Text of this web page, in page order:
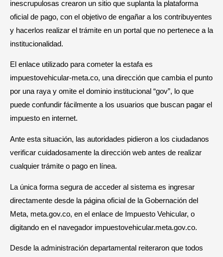
inescrupulosas crearon un sitio que suplanta la plataforma
oficial de pago, con el objetivo de engañar a los contribuyentes
y hacerlos realizar el trámite en un portal que no pertenece a la
institucionalidad.
El enlace utilizado para cometer la estafa es
impuestovehicular-meta.co, una dirección que cambia el punto
por una raya y omite el dominio institucional “gov”, lo que
puede confundir fácilmente a los usuarios que buscan pagar el
impuesto en internet.
Ante esta situación, las autoridades pidieron a los ciudadanos
verificar cuidadosamente la dirección web antes de realizar
cualquier trámite o pago en línea.
La única forma segura de acceder al sistema es ingresar
directamente desde la página oficial de la Gobernación del
Meta, meta.gov.co, en el enlace de Impuesto Vehicular, o
digitando en el navegador impuestovehicular.meta.gov.co.
Desde la administración departamental reiteraron que todos